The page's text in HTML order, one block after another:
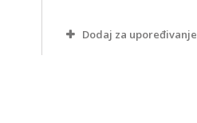
Dodaj za upoređivanje